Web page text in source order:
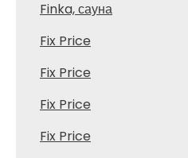
Finka, сауна
Fix Price
Fix Price
Fix Price
Fix Price